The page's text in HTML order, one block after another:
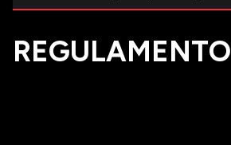
REGULAMENTO